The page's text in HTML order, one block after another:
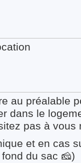
au préalable
dans le
pas à
et en cas
du sac 🧀)